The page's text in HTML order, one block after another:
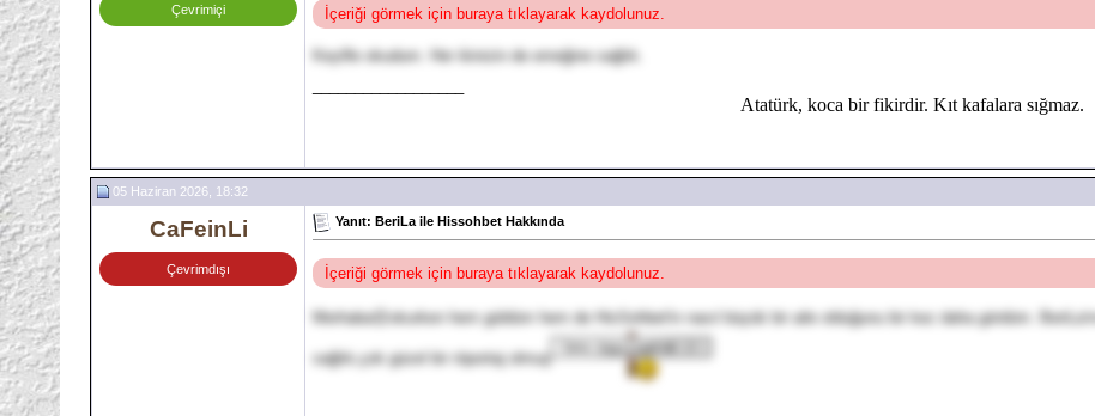
Çevrimiçi İçeriği görmek için buraya tıklayarak kaydolunuz.
Keyifle okudum. Her ikinizin de emeğine sağlık.
Atatürk, koca bir fikirdir. Kıt kafalara sığmaz.
05 Haziran 2026, 18:32
CaFeinLi
Çevrimdışı
Yanıt: BeriLa ile Hissohbet Hakkında
İçeriği görmek için buraya tıklayarak kaydolunuz.
Merhaba😊okurken hem güldüm hem de HisSohbet'in nasıl büyük bir aile olduğunu bir kez daha gördüm.
sağlık,çok güzel bir röportaj olmuş